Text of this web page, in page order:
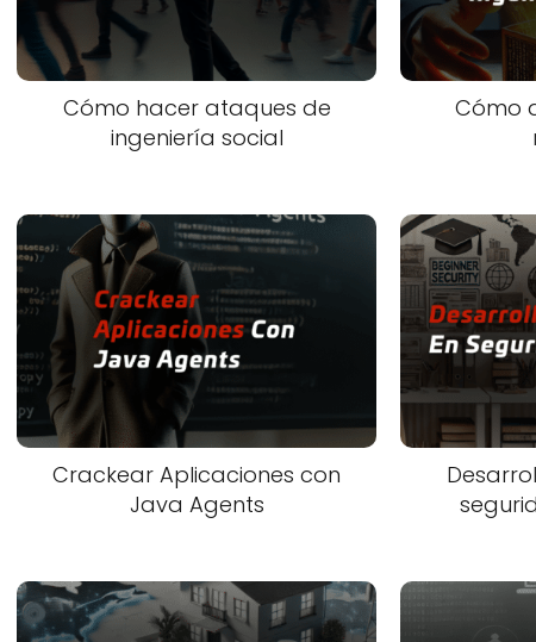
Cómo hacer ataques de
ingeniería social
Cómo
Crackear Aplicaciones con
Java Agents